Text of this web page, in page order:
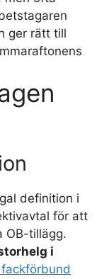
ger rätt till
definition i
för att
OB-tillägg.
i